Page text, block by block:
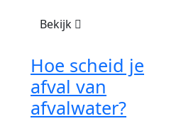
Bekijk
Hoe scheid je
afval van
afvalwater?